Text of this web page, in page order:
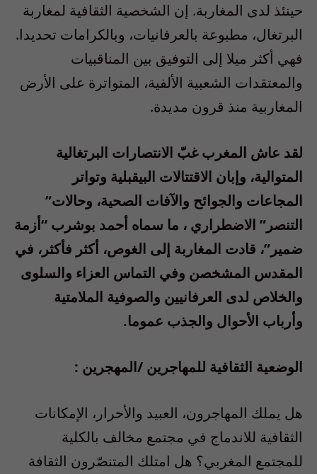
حينئذ لدى المغاربة. إن الشخصية الثقافية لمغاربة
البرتغال، مطبوعة بالعرفانيات، وبالكرامات تحديدا.
فهي أكثر ميلا إلى التوفيق بين المناقبيات
والمعتقدات الشعبية الألفية، المتواترة على الأرض
المغاربية منذ قرون مديدة.
لقد عاش المغرب غبّ الانتصارات البرتغالية
المتوالية، وإبان الاقتتالات البيقبلية وتواتر
المجاعات والجوائح والآفات الصحية، وحالات”
التنصر” الاضطراري ، ما سماه أحمد بوشرب “أزمة
ضمير”، قادت المغاربة إلى الغوص، أكثر فأكثر، في
المقدس المشخصن وفي التماس العزاء والسلوى
والخلاص لدى العرفانيين والصوفية الملامتية
وأرباب الأحوال والجذب عموما.
الوضعية الثقافية للمهاجرين /المهجرين :
هل يملك المهاجرون، العبيد والأحرار، الإمكانات
الثقافية للاندماج في مجتمع مخالف بالكلية
للمجتمع المغربي؟ هل امتلك المتنصّرون الثقافة